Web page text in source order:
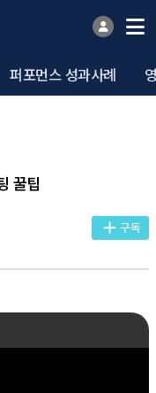
퍼포먼스 성과사례
꿀팁
구독